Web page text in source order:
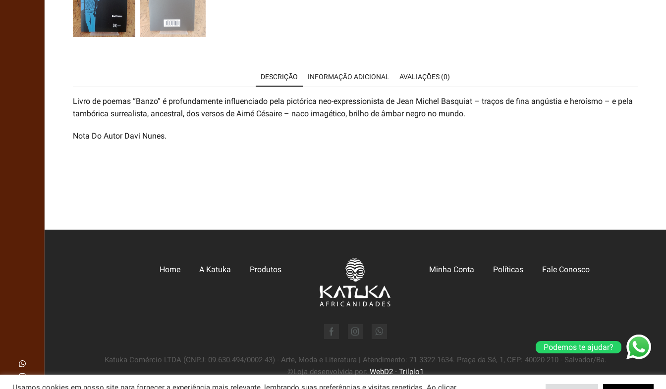
DESCRIÇÃO INFORMAÇÃO ADICIONAL AVALIAÇÕES (0)
Livro de poemas “Banzo” é profundamente influenciado pela pictórica neo-expressionista de Jean Michel Basquiat – traços de fina angústia e heroísmo – e pela
tambórica surrealista, ancestral, dos versos de Aimé Césaire – naco imagético, brilho de âmbar negro no mundo.
Nota Do Autor Davi Nunes.
Home A Katuka Produtos Minha Conta Políticas Fale Conosco
FacebookInstagramWhatsapp
Katuka Comércio LTDA (CNPJ: 09.630.494/0002-43) - Arte, Moda e Literatura | Atendimento: 71 3322-1634. Praça da Sé, 1, CEP: 40020-210 - Salvador/Ba.
©Loja desenvolvida por: WebD2 - Trilplo1
Podemos te ajudar?